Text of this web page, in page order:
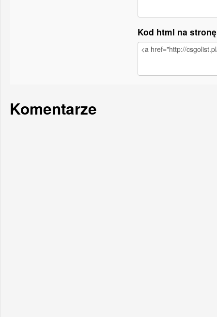
Kod html na
Komentarze